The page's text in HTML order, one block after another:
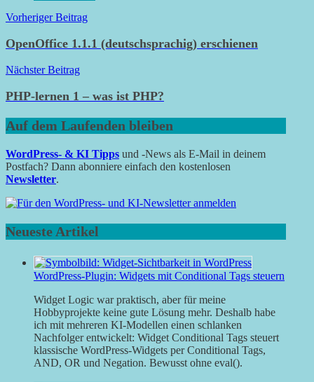
Beitragsnavigation
Vorheriger Beitrag
OpenOffice 1.1.1 (deutschsprachig) erschienen
Nächster Beitrag
PHP-lernen 1 – was ist PHP?
Auf dem Laufenden bleiben
WordPress- & KI Tipps und -News als E-Mail in deinem
Postfach? Dann abonniere einfach den kostenlosen
Newsletter.
Neueste Artikel
WordPress-Plugin: Widgets mit Conditional Tags steuern
Widget Logic war praktisch, aber für meine
Hobbyprojekte keine gute Lösung mehr. Deshalb habe
ich mit mehreren KI-Modellen einen schlanken
Nachfolger entwickelt: Widget Conditional Tags steuert
klassische WordPress-Widgets per Conditional Tags,
AND, OR und Negation. Bewusst ohne eval().